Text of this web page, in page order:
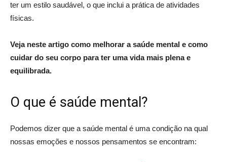
ter um estilo saudável, o que inclui a prática de atividades
físicas.
Veja neste artigo como melhorar a saúde mental e como
cuidar do seu corpo para ter uma vida mais plena e
equilibrada.
O que é saúde mental?
Podemos dizer que a saúde mental é uma condição na qual
nossas emoções e nossos pensamentos se encontram: